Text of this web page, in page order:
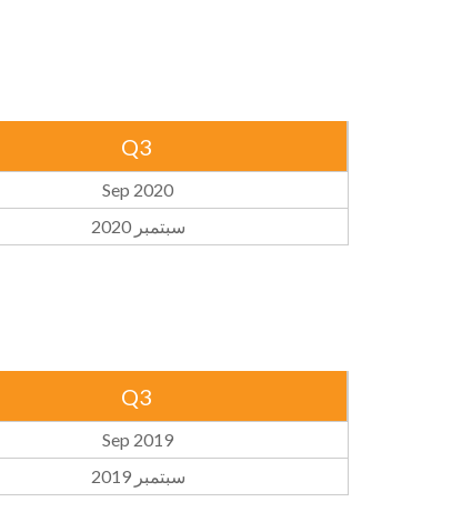
Q3
Sep 2020
سبتمبر 2020
Q3
Sep 2019
سبتمبر 2019